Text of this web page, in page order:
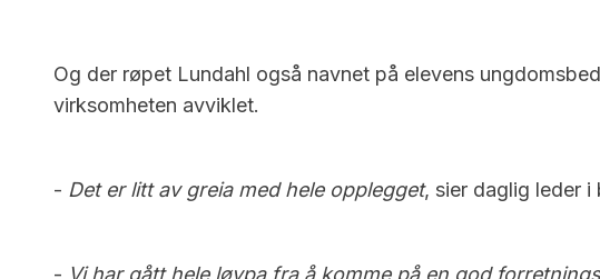
Og der røpet Lundahl også navnet på elevens
virksomheten avviklet.
- Det er litt av greia med hele opplegget, sier daglig leder i
- Vi har gått hele løypa fra å komme på en god